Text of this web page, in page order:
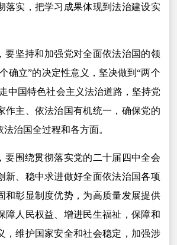
落实，把学习成果体现到法治建设实
要坚持和加强党对全面依法治国的领
确立”的决定性意义，坚决做到“两个
中国特色社会主义法治道路，坚持党
作主、依法治国有机统一，确保党的
治国全过程和各方面。
要围绕贯彻落实党的二十届四中全会
新、稳中求进做好全面依法治国各项
和彰显制度优势，为高质量发展提供
障人民权益、增进民生福祉，保障和
，维护国家安全和社会稳定，加强涉